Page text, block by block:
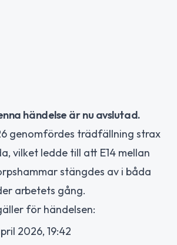
händelse är nu avslutad.
genomfördes trädfällning strax
vilket ledde till att E14 mellan
stängdes av i båda
arbetets gång.
för händelsen:
2026, 19:42